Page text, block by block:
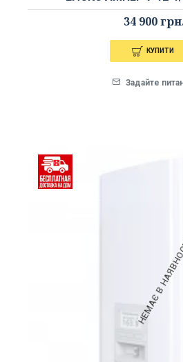
34 900
КУПИТИ
Задайте
НЕМАЄ В